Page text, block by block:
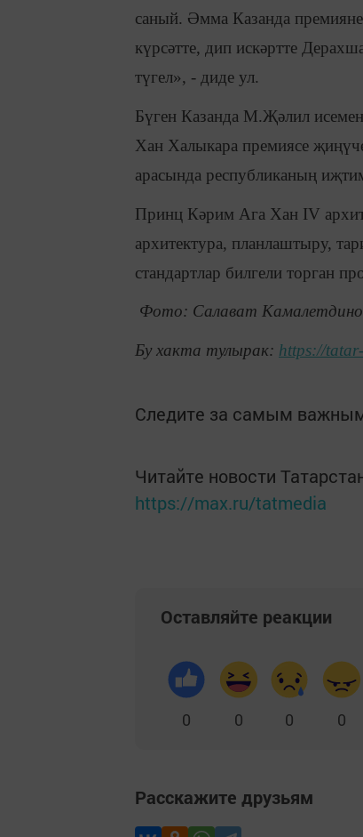
саный. Әмма Казанда
күрсәтте, дип искәртте
түгел», - диде ул.
Бүген Казанда М.Җәлил
Хан Халыкара премиясе
арасында республиканың
Принц Кәрим Ага Хан IV
архитектура, планлаштыру,
стандартлар билгели торган
Фото: Салават
Бу хакта тулырак: https://
Следите за самым
Читайте новости
https://max.ru/tatmedia
Оставляйте реакции
0 0 0 0
Расскажите друзьям